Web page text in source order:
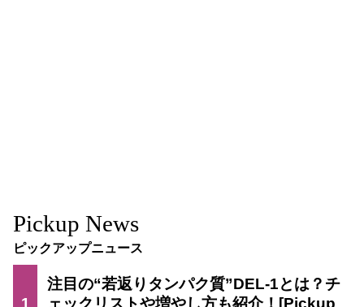
Pickup News
ピックアップニュース
1
注目の“若返りタンパク質”DEL-1とは？チ
ェックリストや増やし方も紹介！